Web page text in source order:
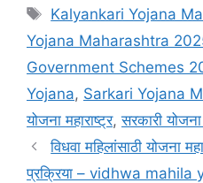
Tags
Kalyankari Yojana
Yojana Maharashtra
Government Schemes
Yojana, Sarkari Yojana
योजना महाराष्ट्र,सरकारी
विधवा महिलांसाठी योजना
प्रक्रिया – vidhwa